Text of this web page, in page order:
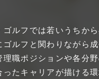
ゴルフでは若いうちか
ゴルフと関わりながら
理職ポジションや各分
ったキャリアが描ける環